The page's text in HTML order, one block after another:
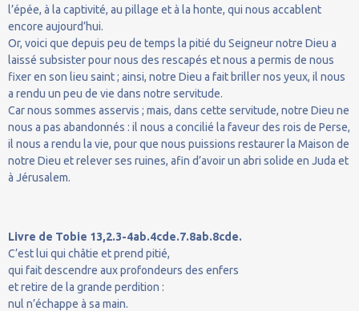
l’épée, à la captivité, au pillage et à la honte, qui nous accablent
encore aujourd’hui.
Or, voici que depuis peu de temps la pitié du Seigneur notre Dieu a
laissé subsister pour nous des rescapés et nous a permis de nous
fixer en son lieu saint ; ainsi, notre Dieu a fait briller nos yeux, il nous
a rendu un peu de vie dans notre servitude.
Car nous sommes asservis ; mais, dans cette servitude, notre Dieu ne
nous a pas abandonnés : il nous a concilié la faveur des rois de Perse,
il nous a rendu la vie, pour que nous puissions restaurer la Maison de
notre Dieu et relever ses ruines, afin d’avoir un abri solide en Juda et
à Jérusalem.
Livre de Tobie 13,2.3-4ab.4cde.7.8ab.8cde.
C’est lui qui châtie et prend pitié,
qui fait descendre aux profondeurs des enfers
et retire de la grande perdition :
nul n’échappe à sa main.